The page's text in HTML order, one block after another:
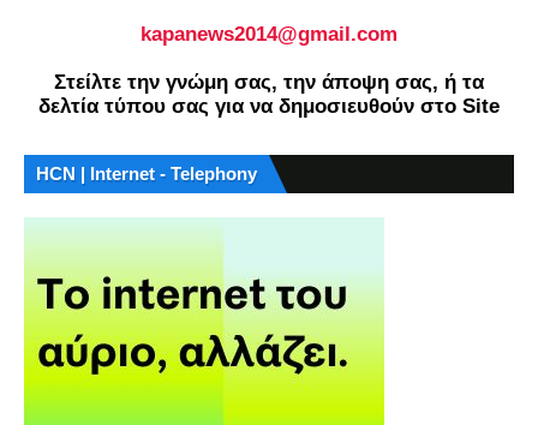
kapanews2014@gmail.com
Στείλτε την γνώμη σας, την άποψη σας, ή τα
δελτία τύπου σας για να δημοσιευθούν στο Site
HCN | Internet - Telephony